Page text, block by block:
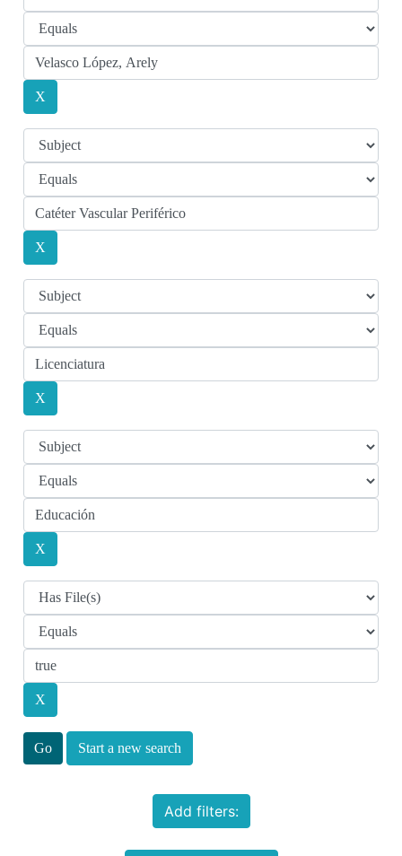
Start a new search
Add filters: